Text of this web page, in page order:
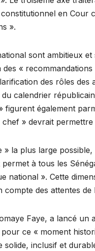
en Cour
».
sont ambitieux
«
des rôles des
calendrier
également
» devrait
la plus large
à tous les
national ». Cette
des attentes de
Faye, a lancé un
ce « moment
solide, inclusif et